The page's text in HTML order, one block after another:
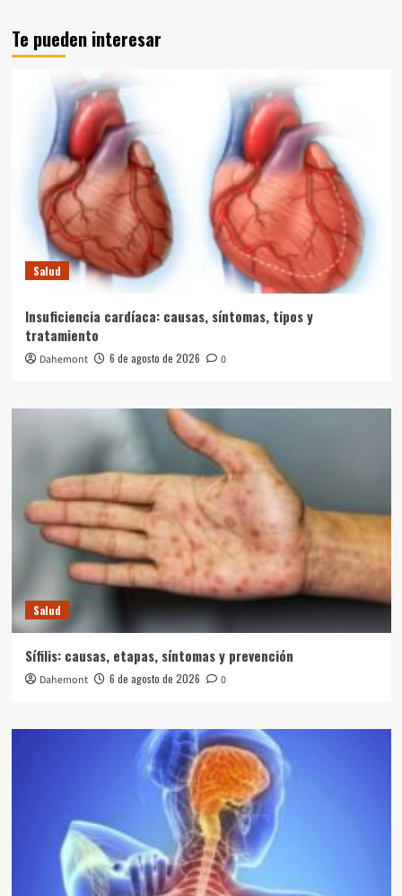
Te pueden interesar
Salud
Insuficiencia cardíaca: causas, síntomas, tipos y
tratamiento
Dahemont 6 de agosto de 2026 0
Salud
Sífilis: causas, etapas, síntomas y prevención
Dahemont 6 de agosto de 2026 0